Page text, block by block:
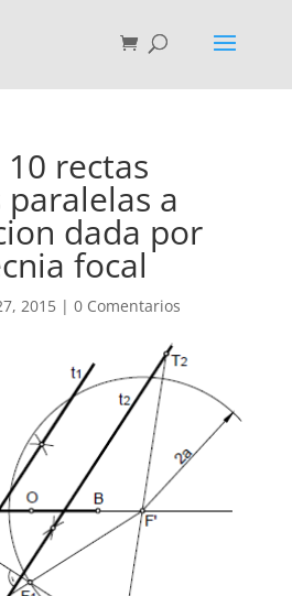
rectas
a
dada por
focal
2015| 0 Comentarios